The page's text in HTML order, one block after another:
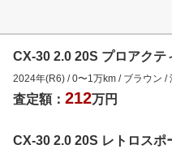
CX-30 2.0 20S プロアク
2024年(R6) /0〜1 万km / ブラウン /
査定額： 212万円
CX-30 2.0 20S レトロスポ